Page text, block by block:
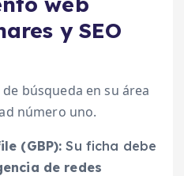
y SEO
búsqueda en su área
número uno.
(GBP): Su ficha debe
de redes